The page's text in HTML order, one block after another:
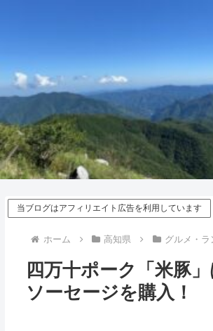
当ブログはアフィリエイト広告を利用しています
ホーム 高知県 グルメ・ラ
四万十ポーク「米豚
ソーセージを購入！